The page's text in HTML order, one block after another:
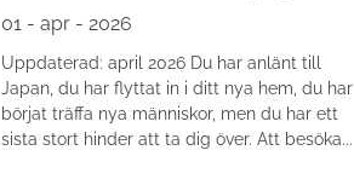
01 - apr - 2026
Uppdaterad: april 2026 Du har anlänt till
Japan, du har flyttat in i ditt nya hem, du har
börjat träffa nya människor, men du har ett
sista stort hinder att ta dig över. Att besöka...